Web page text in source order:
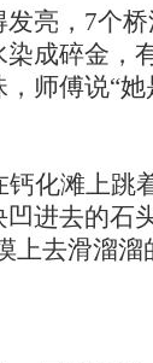
亮，7个
成碎金，
师傅说“
化滩上跳
进去的石
上去滑溜溜